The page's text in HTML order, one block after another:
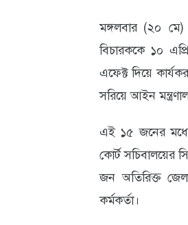
মঙ্গলবার (২০
বিচারককে ১০
এফেক্ট দিয়ে
সরিয়ে আইন
এই ১৫ জনের
কোর্ট সচিবালয়ের
জন অতিরিক্ত
কর্মকর্তা।